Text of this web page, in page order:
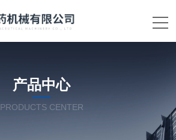
产品中心
PRODUCTS CENTER